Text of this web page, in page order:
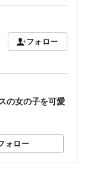
フォロー
の女の子を可愛
ォロー